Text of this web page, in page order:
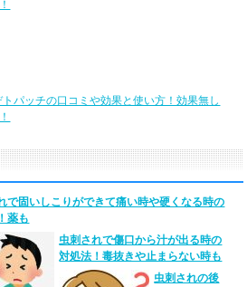
トパッチの口コミや効果と使い方！効果無し
で固いしこりができて痛い時や硬くなる時の
薬も
虫刺されで傷口から汁が出る時の
対処法！毒抜きや止まらない時も
虫刺されの後